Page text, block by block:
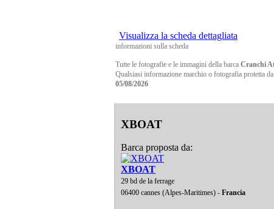
Visualizza la scheda dettagliata
informazioni sulla scheda
Tutte le fotografie e le immagini della barca Cranchi
Qualsiasi informazione marchio o fotografia protetta
05/08/2026
XBOAT
Barca proposta da:
XBOAT
29 bd de la ferrage
06400 cannes (Alpes-Maritimes) - Francia